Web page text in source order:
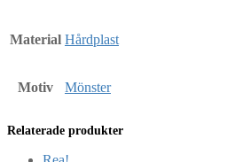
Material Hårdplast
Motiv Mönster
Relaterade produkter